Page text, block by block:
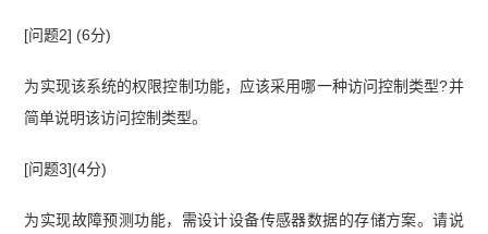
[问题2] (6分)
为实现该系统的权限控制功能，应该采用哪一种访问控制类型?并
简单说明该访问控制类型。
[问题3](4分)
为实现故障预测功能，需设计设备传感器数据的存储方案。请说